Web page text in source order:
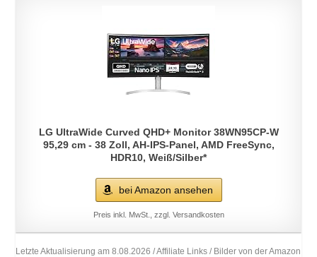
LG UltraWide Curved QHD+ Monitor 38WN95CP-W
95,29 cm - 38 Zoll, AH-IPS-Panel, AMD FreeSync,
HDR10, Weiß/Silber*
bei Amazon ansehen
Preis inkl. MwSt., zzgl. Versandkosten
Letzte Aktualisierung am 8.08.2026 / Affiliate Links / Bilder von der Amazon